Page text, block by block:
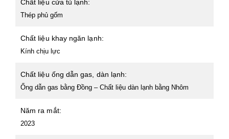
Chất liệu cửa tủ lạnh:
Thép phủ gốm
Chất liệu khay ngăn lạnh:
Kính chịu lực
Chất liệu ống dẫn gas, dàn lạnh:
Ống dẫn gas bằng Đồng – Chất liệu dàn lạnh bằng Nhôm
Năm ra mắt:
2023